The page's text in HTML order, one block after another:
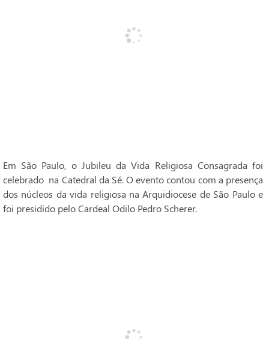
Em São Paulo, o Jubileu da Vida Religiosa Consagrada foi
celebrado na Catedral da Sé. O evento contou com a presença
dos núcleos da vida religiosa na Arquidiocese de São Paulo e
foi presidido pelo Cardeal Odilo Pedro Scherer.